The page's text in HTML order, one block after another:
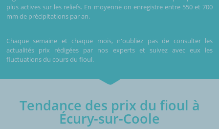
plus actives sur les reliefs. En moyenne on enregistre entre 550 et 700
mm de précipitations par an.
Chaque semaine et chaque mois, n'oubliez pas de consulter les
actualités prix rédigées par nos experts et suivez avec eux les
fluctuations du cours du fioul.
Tendance des prix du fioul à
Écury-sur-Coole